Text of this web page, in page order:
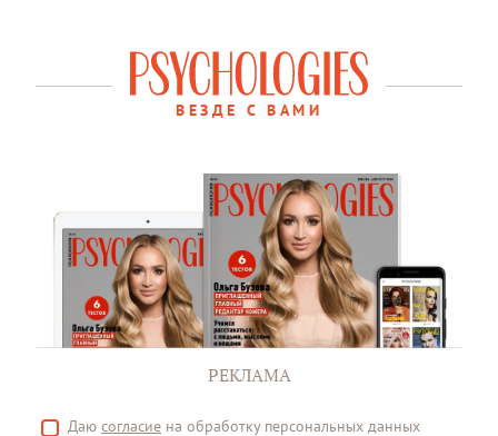
ВЕЗДЕ С ВАМИ
РЕКЛАМА
Даю согласие на обработку персональных данных